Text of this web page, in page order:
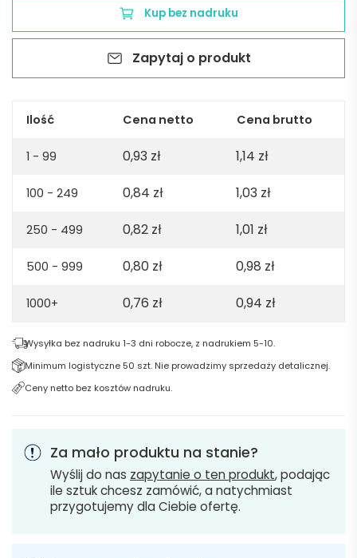
PAPER
S
czerwona
Kup bez nadruku
Zapytaj o produkt
Ilość Cena netto Cena brutto
1 - 99 0,93 zł 1,14 zł
100 - 249 0,84 zł 1,03 zł
250 - 499 0,82 zł 1,01 zł
500 - 999 0,80 zł 0,98 zł
1000+ 0,76 zł 0,94 zł
Wysyłka bez nadruku 1-3 dni robocze, z nadrukiem 5-10.
Minimum logistyczne 50 szt. Nie prowadzimy sprzedaży detalicznej.
Ceny netto bez kosztów nadruku.
Za mało produktu na stanie?
Wyślij do nas zapytanie o ten produkt, podając
ile sztuk chcesz zamówić, a natychmiast
przygotujemy dla Ciebie ofertę.